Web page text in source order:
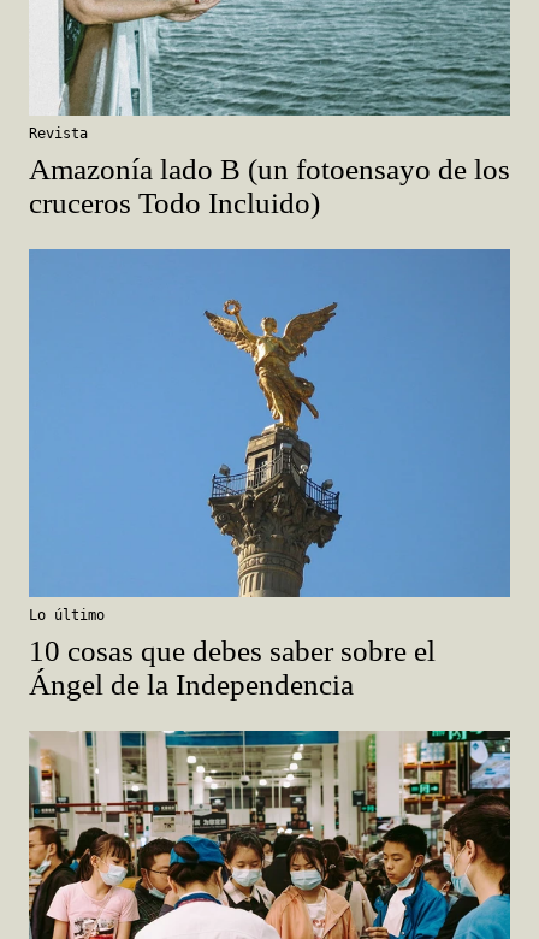
Revista
Amazonía lado B (un fotoensayo de los
cruceros Todo Incluido)
Lo último
10 cosas que debes saber sobre el
Ángel de la Independencia